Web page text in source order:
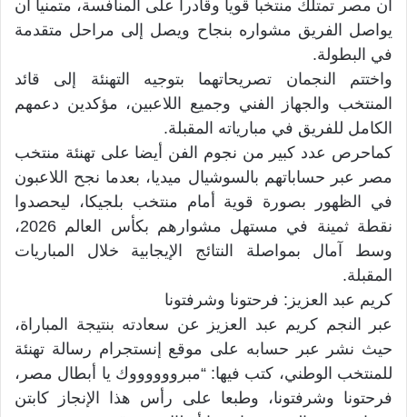
أن مصر تمتلك منتخباً قوياً وقادراً على المنافسة، متمنياً أن
يواصل الفريق مشواره بنجاح ويصل إلى مراحل متقدمة
في البطولة.
واختتم النجمان تصريحاتهما بتوجيه التهنئة إلى قائد
المنتخب والجهاز الفني وجميع اللاعبين، مؤكدين دعمهم
الكامل للفريق في مبارياته المقبلة.
كماحرص عدد كبير من نجوم الفن أيضا على تهنئة منتخب
مصر عبر حساباتهم بالسوشيال ميديا، بعدما نجح اللاعبون
في الظهور بصورة قوية أمام منتخب بلجيكا، ليحصدوا
نقطة ثمينة في مستهل مشوارهم بكأس العالم 2026،
وسط آمال بمواصلة النتائج الإيجابية خلال المباريات
المقبلة.
كريم عبد العزيز: فرحتونا وشرفتونا
عبر النجم كريم عبد العزيز عن سعادته بنتيجة المباراة،
حيث نشر عبر حسابه على موقع إنستجرام رسالة تهنئة
للمنتخب الوطني، كتب فيها: “مبرووووووك يا أبطال مصر،
فرحتونا وشرفتونا، وطبعا على رأس هذا الإنجاز كابتن